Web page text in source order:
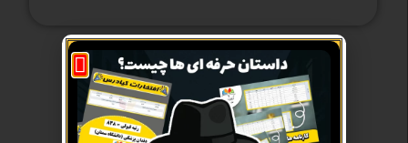
ارتباط از طریق واتس آپ